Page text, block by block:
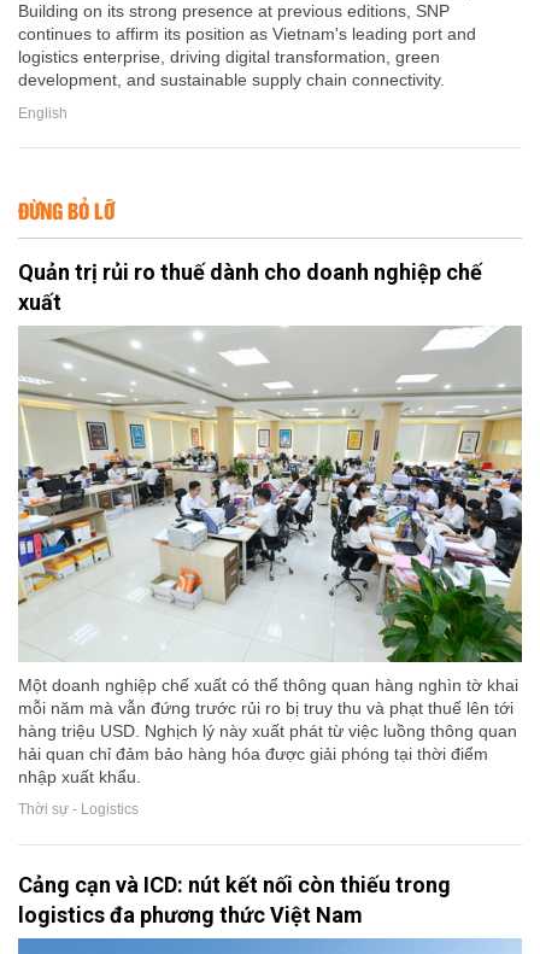
Building on its strong presence at previous editions, SNP
continues to affirm its position as Vietnam's leading port and
logistics enterprise, driving digital transformation, green
development, and sustainable supply chain connectivity.
English
ĐỪNG BỎ LỠ
Quản trị rủi ro thuế dành cho doanh nghiệp chế
xuất
Một doanh nghiệp chế xuất có thể thông quan hàng nghìn tờ khai
mỗi năm mà vẫn đứng trước rủi ro bị truy thu và phạt thuế lên tới
hàng triệu USD. Nghịch lý này xuất phát từ việc luồng thông quan
hải quan chỉ đảm bảo hàng hóa được giải phóng tại thời điểm
nhập xuất khẩu.
Thời sự - Logistics
Cảng cạn và ICD: nút kết nối còn thiếu trong
logistics đa phương thức Việt Nam